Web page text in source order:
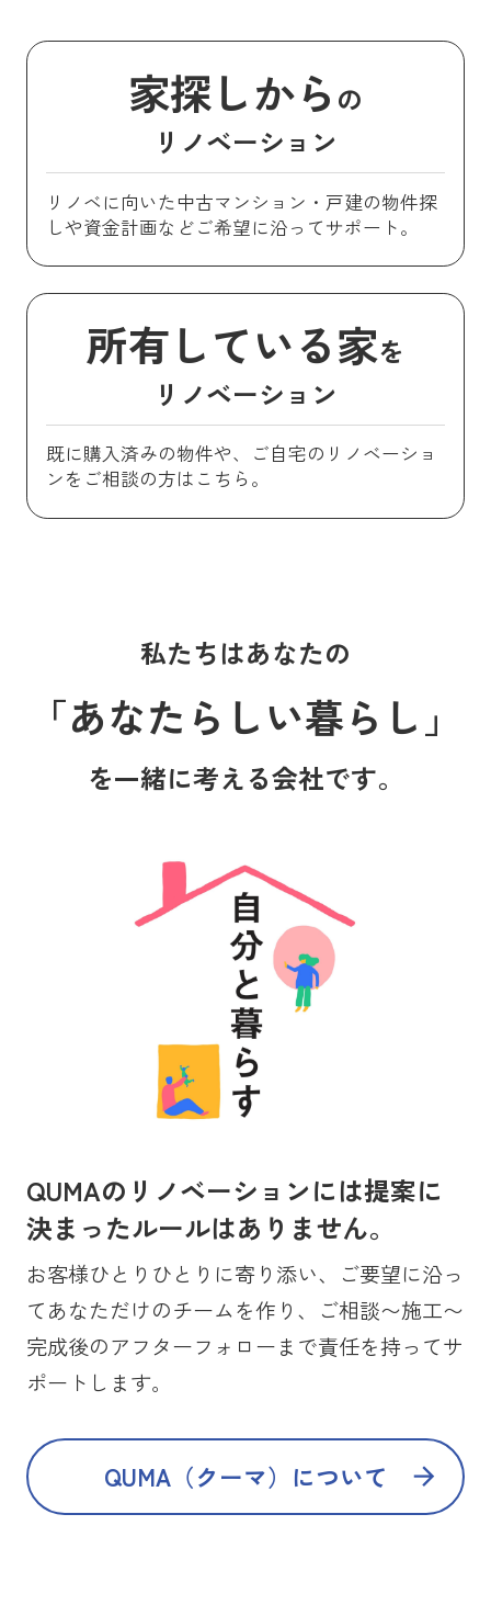
家探しから の
リノベーション
リノベに向いた中古マンション・戸建の物件探
しや資金計画などご希望に沿ってサポート。
所有している家を
リノベーション
既に購入済みの物件や、ご自宅のリノベーショ
ンをご相談の方はこちら。
私たちはあなたの
「あなたらしい暮らし」
を一緒に考える会社です。
QUMAのリノベーションには提案に
決まったルールはありません。
お客様ひとりひとりに寄り添い、ご要望に沿っ
てあなただけのチームを作り、ご相談〜施工〜
完成後のアフターフォローまで責任を持ってサ
ポートします。
QUMA（クーマ）について